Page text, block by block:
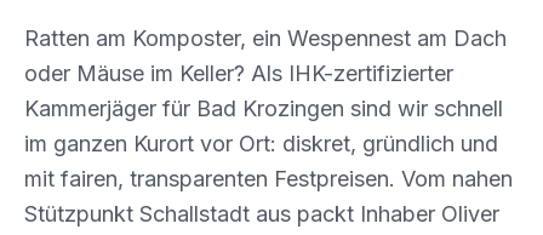
Ratten am Komposter, ein Wespennest am Dach
oder Mäuse im Keller? Als IHK-zertifizierter
Kammerjäger für Bad Krozingen sind wir schnell
im ganzen Kurort vor Ort: diskret, gründlich und
mit fairen, transparenten Festpreisen. Vom nahen
Stützpunkt Schallstadt aus packt Inhaber Oliver